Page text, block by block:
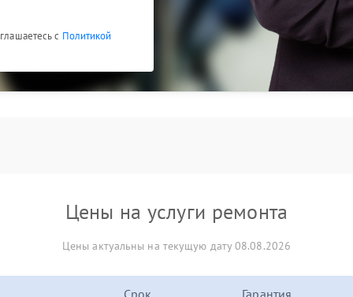
с Политикой
Цены на услуги ремонта
Цены актуальны на текущую дату 08.08.2026
Срок Гарантия